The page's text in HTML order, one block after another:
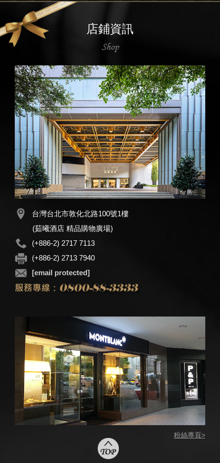
店鋪資訊
Shop
台灣台北市敦化北路100號1樓
(茹曦酒店 精品購物廣場)
(+886-2) 2717 7113
(+886-2) 2713 7940
[email protected]
粉絲專頁>